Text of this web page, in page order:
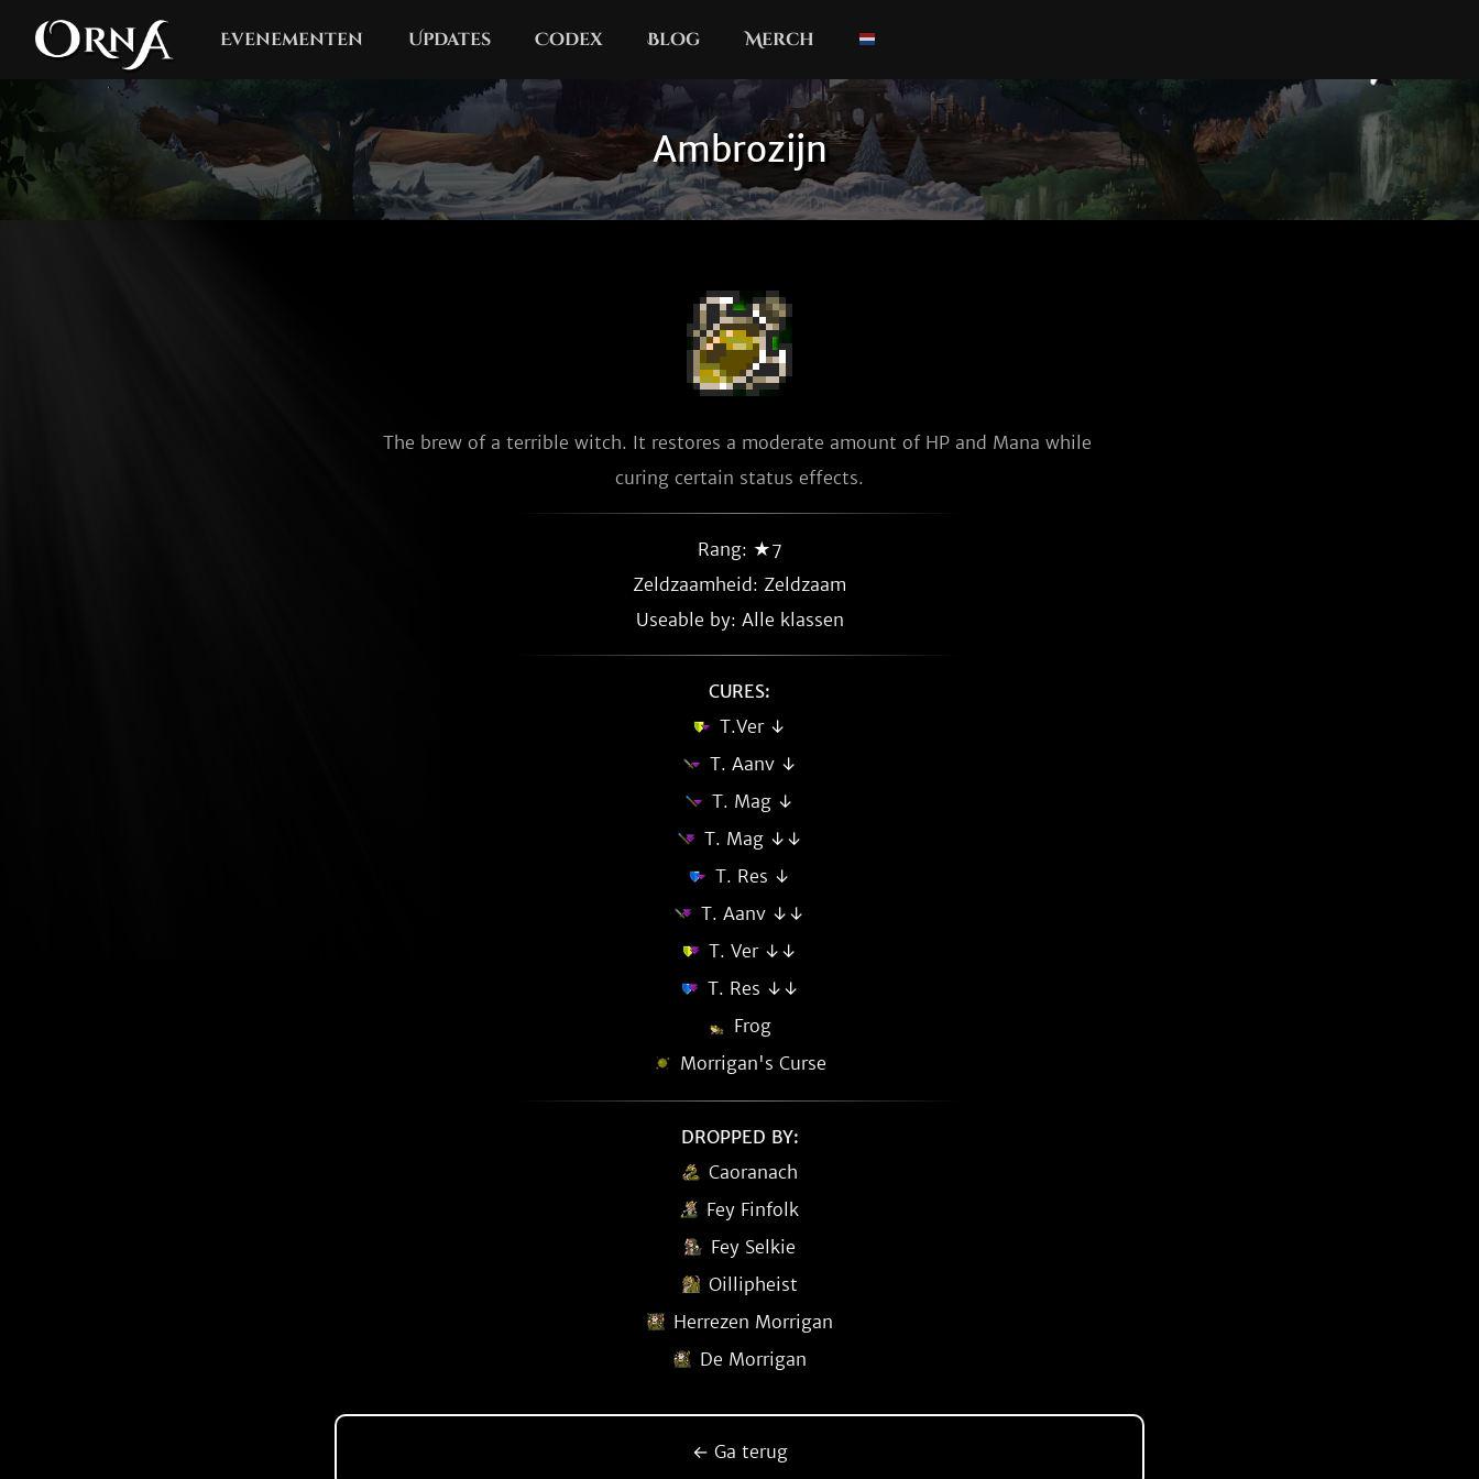
Evenementen Updates Codex Blog Merch
Ambrozijn
The brew of a terrible witch. It restores a moderate amount of HP and Mana while
curing certain status effects.
Rang: ★7
Zeldzaamheid: Zeldzaam
Useable by: Alle klassen
CURES:
T.Ver ↓
T. Aanv ↓
T. Mag ↓
T. Mag ↓↓
T. Res ↓
T. Aanv ↓↓
T. Ver ↓↓
T. Res ↓↓
Frog
Morrigan's Curse
DROPPED BY:
Caoranach
Fey Finfolk
Fey Selkie
Oillipheist
Herrezen Morrigan
De Morrigan
← Ga terug